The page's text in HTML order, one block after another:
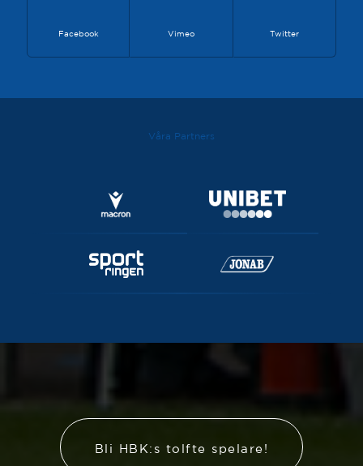
Facebook Vimeo Twitter
Våra Partners
Bli HBK:s tolfte spelare!